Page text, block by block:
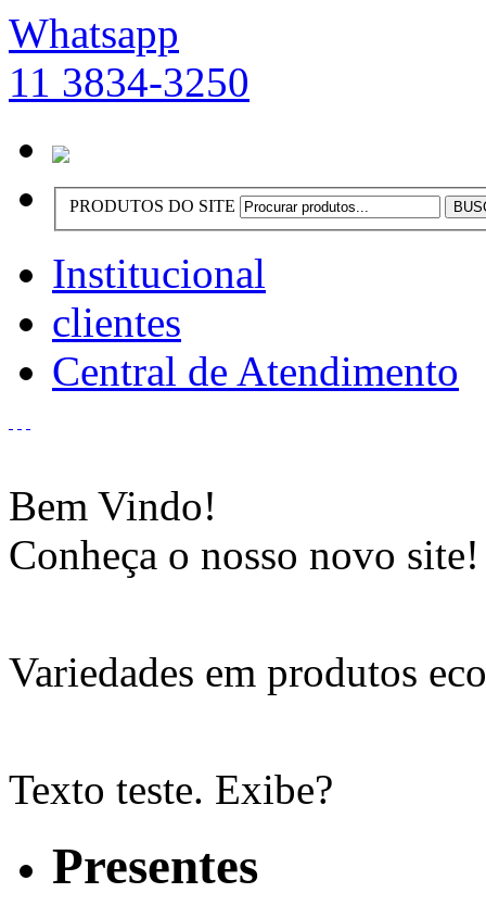
Whatsapp
11 3834-3250
PRODUTOS DO SITE
Institucional
clientes
Central de Atendimento
Bem Vindo!
Conheça o nosso novo site!
Variedades em produtos
Texto teste. Exibe?
Presentes